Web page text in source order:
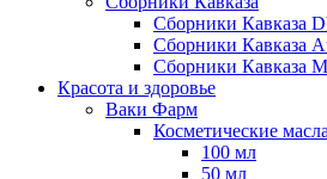
Сборники Кавказа
Сборники Кавказа
Сборники Кавказа
Красота и здоровье
Ваки Фарм
Косметические масла
100 мл
50 мл